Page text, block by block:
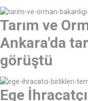
Tarım ve
Ankara'da
görüştü
Ege